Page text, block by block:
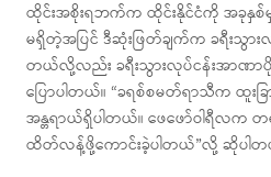
ထိုင်းအစိုးရဘက်က ထိုင်းနိုင်ငံကို အခုနှစ်
မရှိတဲ့အပြင် ဒီဆုံးဖြတ်ချက်က ခရီးသွား
တယ်လို့လည်း ခရီးသွားလုပ်ငန်းအာဏာ
ပြောပါတယ်။ “ခရစ်စမတ်ရာသီက ထူး
အန္တရာယ်ရှိပါတယ်။ ဖေဖော်ဝါရီလ
ထိတ်လန့်ဖို့ကောင်းခဲ့ပါတယ်”လို့ ဆိုပါတ